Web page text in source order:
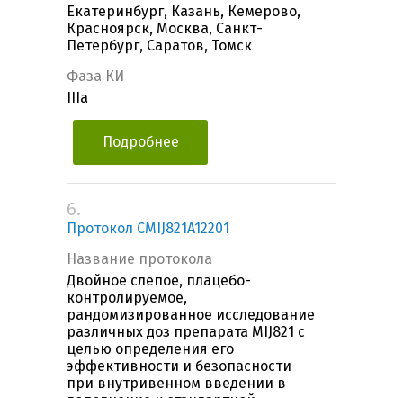
Екатеринбург, Казань, Кемерово,
Красноярск, Москва, Санкт-
Петербург, Саратов, Томск
Фаза КИ
IIIa
Подробнее
6.
Протокол CMIJ821A12201
Название протокола
Двойное слепое, плацебо-
контролируемое,
рандомизированное исследование
различных доз препарата MIJ821 с
целью определения его
эффективности и безопасности
при внутривенном введении в